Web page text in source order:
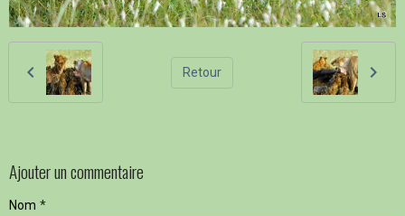
Retour
Ajouter un commentaire
Nom